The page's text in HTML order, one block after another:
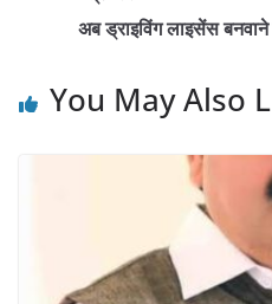
अब ड्राइविंग लाइसेंस
You May Also